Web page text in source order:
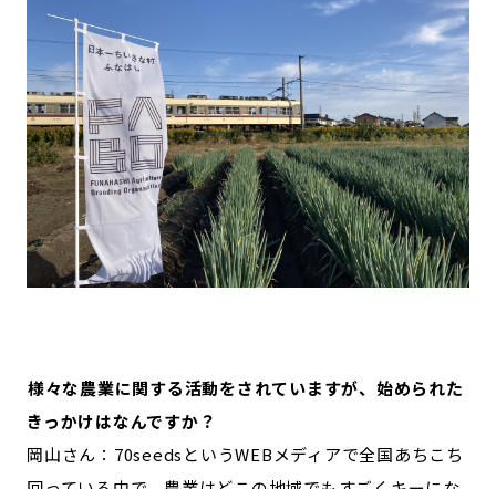
―――様々な農業に関する活動をされていますが、始められた
きっかけはなんですか？
岡山さん：70seedsというWEBメディアで全国あちこち